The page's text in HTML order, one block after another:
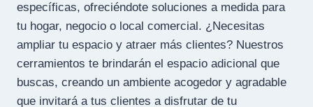
específicas, ofreciéndote soluciones a medida para
tu hogar, negocio o local comercial. ¿Necesitas
ampliar tu espacio y atraer más clientes? Nuestros
cerramientos te brindarán el espacio adicional que
buscas, creando un ambiente acogedor y agradable
que invitará a tus clientes a disfrutar de tu